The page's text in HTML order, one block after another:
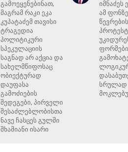
გამოეყენებინათ,
მაგრამ რაკი ეკა
კუპატაძემ თავისი
ტრაგედია
პოლიტიკური
სპეკულაციის
საგნად არ აქცია და
სახელმწიფოსაც
ობიექტურად
დაუფასა
გამოძიების
შედეგები, პირველი
შესაძლებლობისთა
ნავე ჩასცეს გულში
შხამიანი ისარი
იმნაძეს
ამ
სრულად